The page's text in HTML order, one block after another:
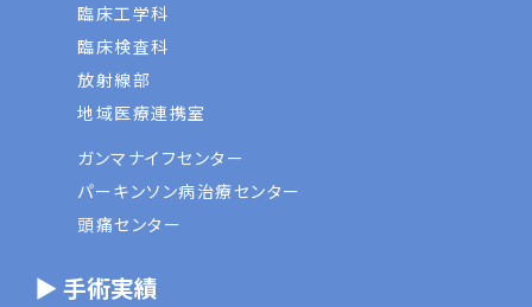
臨床工学科
臨床検査科
放射線部
地域医療連携室
ガンマナイフセンター
パーキンソン病治療センター
頭痛センター
▶ 手術実績